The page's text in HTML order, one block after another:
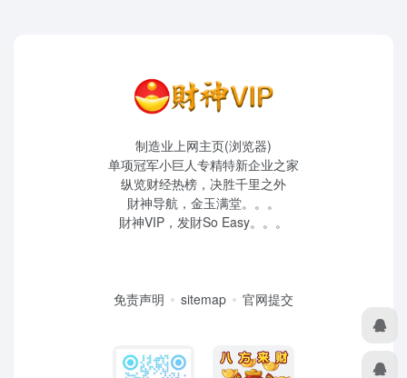
制造业上网主页(浏览器)
单项冠军小巨人专精特新企业之家
纵览财经热榜，决胜千里之外
財神导航，金玉满堂。。。
財神VIP，发財So Easy。。。
免责声明 sitemap 官网提交